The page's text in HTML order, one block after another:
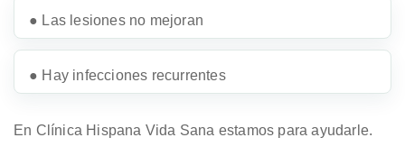
● Las lesiones no mejoran
● Hay infecciones recurrentes
En Clínica Hispana Vida Sana estamos para ayudarle.